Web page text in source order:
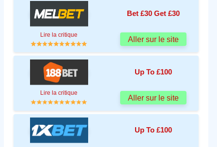
Bet £30 Get £30
Lire la critique
Aller sur le site
Up To £100
Lire la critique
Aller sur le site
Up To £100